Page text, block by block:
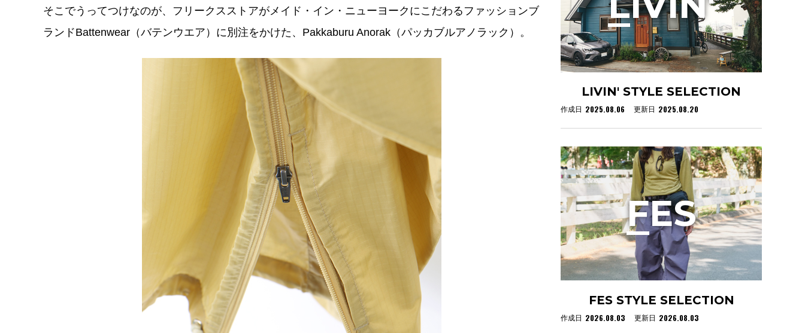
そこでうってつけなのが、フリークスストアがメイド・イン・ニューヨークにこだわるファッションブ
ランドBattenwear（バテンウエア）に別注をかけた、Pakkaburu Anorak（パッカブルアノラック）。
LIVIN' STYLE SELECTION
作成日 2025.08.06 更新日 2025.08.20
FES STYLE SELECTION
作成日 2026.08.03 更新日 2026.08.03
FES